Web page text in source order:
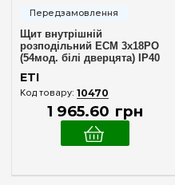
8(+2)
12(+2)
18(+2)
24(+2)
36 (+4)
Комплектація клемами
Щит внутрішній
розподільний ECM 3x18PO
(54мод. білі дверцята) IP40
ETI
10470
1 965.60 грн